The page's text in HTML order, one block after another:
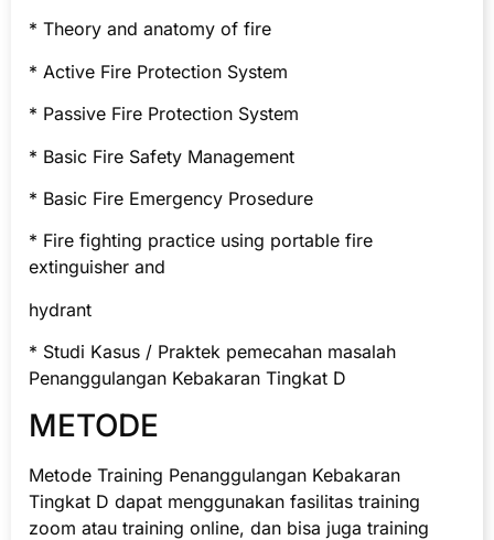
* Theory and anatomy of fire
* Active Fire Protection System
* Passive Fire Protection System
* Basic Fire Safety Management
* Basic Fire Emergency Prosedure
* Fire fighting practice using portable fire
extinguisher and
hydrant
* Studi Kasus / Praktek pemecahan masalah
Penanggulangan Kebakaran Tingkat D
METODE
Metode Training Penanggulangan Kebakaran
Tingkat D dapat menggunakan fasilitas training
zoom atau training online, dan bisa juga training